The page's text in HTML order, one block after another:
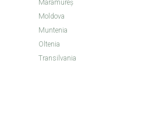
Maramureş
Moldova
Muntenia
Oltenia
Transilvania